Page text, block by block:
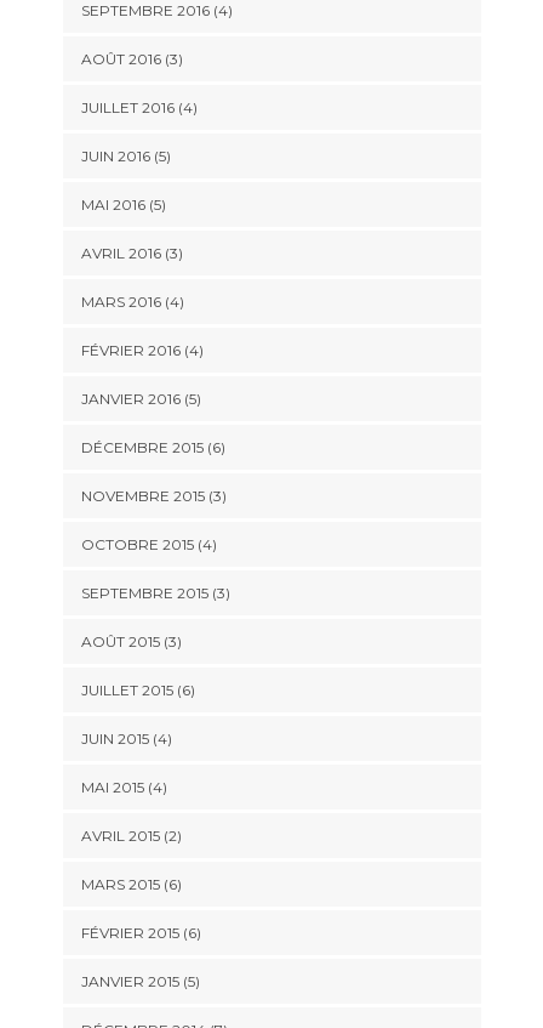
SEPTEMBRE 2016(4)
AOÛT 2016(3)
JUILLET 2016(4)
JUIN 2016(5)
MAI 2016(5)
AVRIL 2016(3)
MARS 2016(4)
FÉVRIER 2016(4)
JANVIER 2016(5)
DÉCEMBRE 2015(6)
NOVEMBRE 2015(3)
OCTOBRE 2015(4)
SEPTEMBRE 2015(3)
AOÛT 2015(3)
JUILLET 2015(6)
JUIN 2015(4)
MAI 2015(4)
AVRIL 2015(2)
MARS 2015(6)
FÉVRIER 2015(6)
JANVIER 2015(5)